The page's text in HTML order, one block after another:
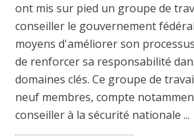
ont mis sur pied un groupe de
conseiller le gouvernement
moyens d'améliorer son
de renforcer sa responsabilité
domaines clés. Ce groupe de
neuf membres, compte
conseiller à la sécurité nationale ...